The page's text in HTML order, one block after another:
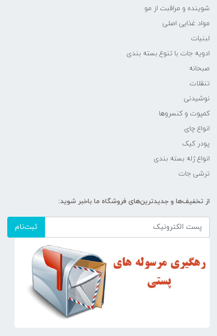
شوینده و مراقبت از مو
مواد غذایی اصلی
لبنیات
ادویه جات با تنوع بسته بندی
صبحانه
تنقلات
نوشیدنی
کمپوت و کنسروها
انواع چای
پودر کیک
انواع ژله بسته بندی
ترشی جات
از تخفیف‌ها و جدیدترین‌های فروشگاه ما باخبر شوید:
ثبت‌نام